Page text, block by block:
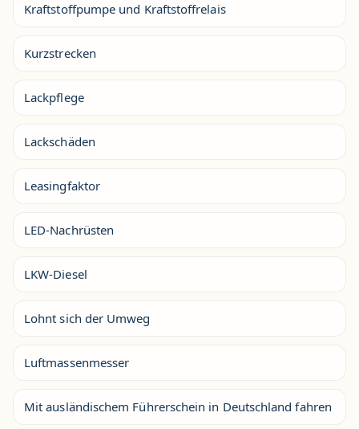
Kraftstoffpumpe und Kraftstoffrelais
Kurzstrecken
Lackpflege
Lackschäden
Leasingfaktor
LED-Nachrüsten
LKW-Diesel
Lohnt sich der Umweg
Luftmassenmesser
Mit ausländischem Führerschein in Deutschland fahren